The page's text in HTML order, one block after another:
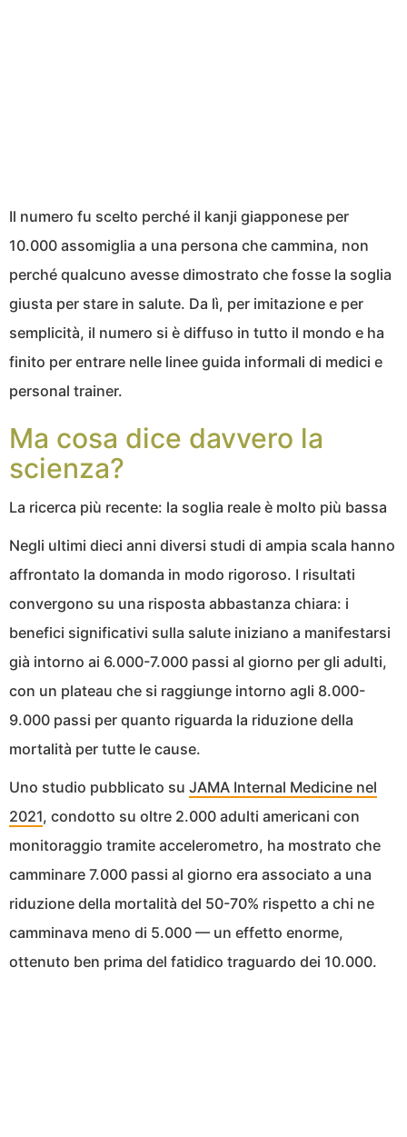
Il numero fu scelto perché il kanji giapponese per
10.000 assomiglia a una persona che cammina, non
perché qualcuno avesse dimostrato che fosse la soglia
giusta per stare in salute. Da lì, per imitazione e per
semplicità, il numero si è diffuso in tutto il mondo e ha
finito per entrare nelle linee guida informali di medici e
personal trainer.
Ma cosa dice davvero la
scienza?
La ricerca più recente: la soglia reale è molto più bassa
Negli ultimi dieci anni diversi studi di ampia scala hanno
affrontato la domanda in modo rigoroso. I risultati
convergono su una risposta abbastanza chiara: i
benefici significativi sulla salute iniziano a manifestarsi
già intorno ai 6.000-7.000 passi al giorno per gli adulti,
con un plateau che si raggiunge intorno agli 8.000-
9.000 passi per quanto riguarda la riduzione della
mortalità per tutte le cause.
Uno studio pubblicato su JAMA Internal Medicine nel
2021, condotto su oltre 2.000 adulti americani con
monitoraggio tramite accelerometro, ha mostrato che
camminare 7.000 passi al giorno era associato a una
riduzione della mortalità del 50-70% rispetto a chi ne
camminava meno di 5.000 — un effetto enorme,
ottenuto ben prima del fatidico traguardo dei 10.000.